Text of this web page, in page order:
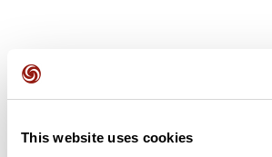
This website uses cookies